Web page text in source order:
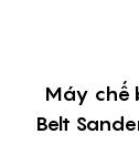
Máy chế
Belt